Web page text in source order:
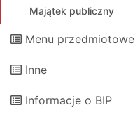
Majątek publiczny
Menu przedmiotowe
Inne
Informacje o BIP